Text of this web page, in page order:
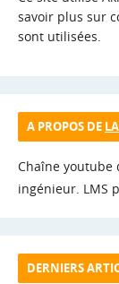
savoir plus sur
sont utilisées
A PROPOS DE
Chaîne youtube
ingénieur. LMS
DERNIERS